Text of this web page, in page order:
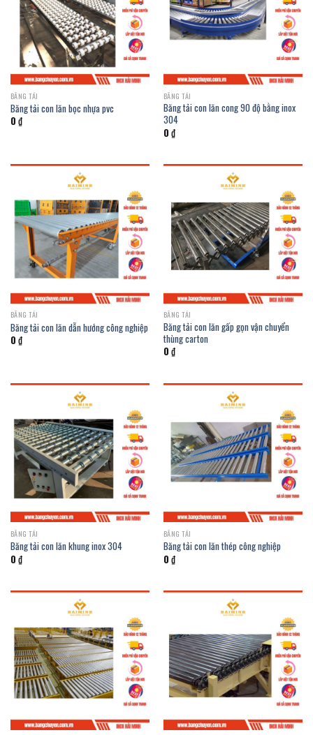
BĂNG TẢI
Băng tải con lăn bọc nhựa pvc
0 ₫
BĂNG TẢI
Băng tải con lăn cong 90 độ bằng inox
304
0 ₫
BĂNG TẢI
Băng tải con lăn dẫn hướng công nghiệp
0 ₫
BĂNG TẢI
Băng tải con lăn gấp gọn vận chuyển
thùng carton
0 ₫
BĂNG TẢI
Băng tải con lăn khung inox 304
0 ₫
BĂNG TẢI
Băng tải con lăn thép công nghiệp
0 ₫